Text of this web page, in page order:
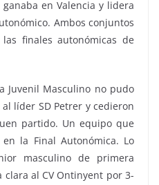
en Valencia y lidera
Ambos conjuntos
finales autonómicas de
Juvenil Masculino no pudo
líder SD Petrer y cedieron
partido. Un equipo que
la Final Autonómica. Lo
masculino de primera
al CV Ontinyent por 3-